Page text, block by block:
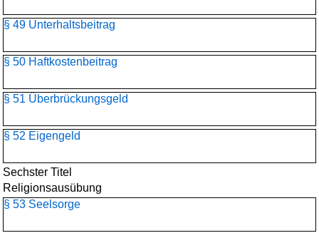
§ 49 Unterhaltsbeitrag
§ 50 Haftkostenbeitrag
§ 51 Überbrückungsgeld
§ 52 Eigengeld
Sechster Titel
Religionsausübung
§ 53 Seelsorge